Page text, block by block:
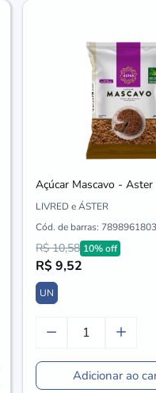
Açúcar Mascavo -
LIVRED e ÁSTER
Cód. de barras:
R$ 10,58 10% off
R$ 9,52
UN
Adicionar ao